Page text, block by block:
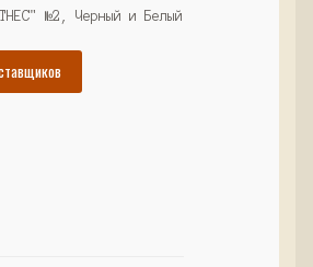
33314₽.№2, Черный и Белый